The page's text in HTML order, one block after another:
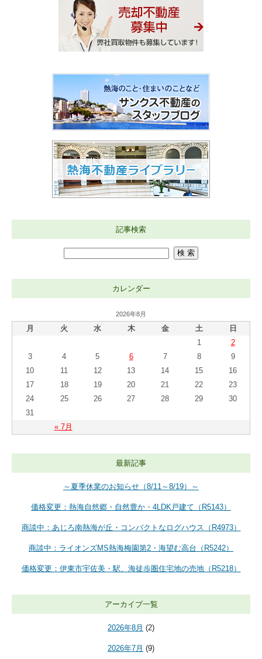
記事検索
カレンダー
2026年8月
月 火 水 木 金 土 日
« 7月
1
2
3
4 5 6 7 8
9
10
11 12 13 14 15
16
17
18 19 20 21 22
23
24
25 26 27 28 29
30
31
最新記事
～夏季休業のお知らせ（8/11～8/19）～
価格変更：熱海自然郷・自然豊か・4LDK戸建て（R5143）
商談中：あじろ南熱海が丘・コンパクトなログハウス（R4973）
商談中：ライオンズMS熱海梅園第2・海望む高台（R5242）
価格変更：伊東市宇佐美・駅、海徒歩圏住宅地の売地（R5218）
アーカイブ一覧
2026年8月 (2)
2026年7月 (9)